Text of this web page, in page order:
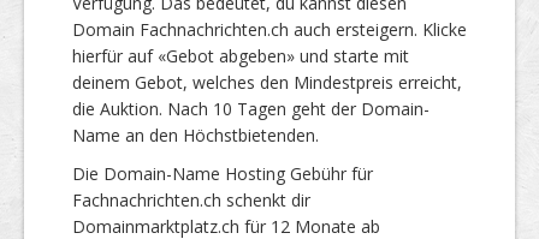
Domain Fachnachrichten.ch auch ersteigern. Klicke
hierfür auf «Gebot abgeben» und starte mit
deinem Gebot, welches den Mindestpreis erreicht,
die Auktion. Nach 10 Tagen geht der Domain-
Name an den Höchstbietenden.
Die Domain-Name Hosting Gebühr für
Fachnachrichten.ch schenkt dir
Domainmarktplatz.ch für 12 Monate ab